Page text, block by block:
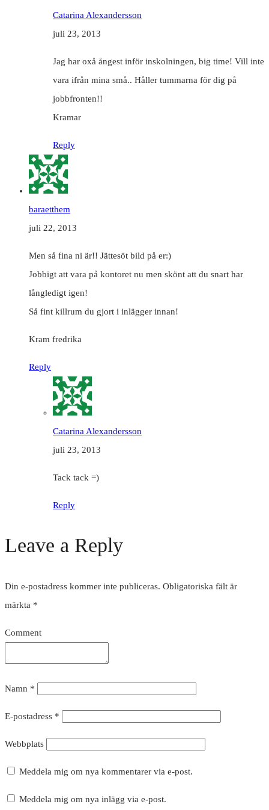
Catarina Alexandersson
juli 23, 2013
Jag har oxå ångest inför inskolningen, big time! Vill inte
vara ifrån mina små.. Håller tummarna för dig på
jobbfronten!!
Kramar
Reply
baraetthem
juli 22, 2013
Men så fina ni är!! Jättesöt bild på er:)
Jobbigt att vara på kontoret nu men skönt att du snart har
långledigt igen!
Så fint killrum du gjort i inlägger innan!
Kram fredrika
Reply
Catarina Alexandersson
juli 23, 2013
Tack tack =)
Reply
Leave a Reply
Din e-postadress kommer inte publiceras. Obligatoriska fält är
märkta *
Comment
Namn *
E-postadress *
Webbplats
Meddela mig om nya kommentarer via e-post.
Meddela mig om nya inlägg via e-post.